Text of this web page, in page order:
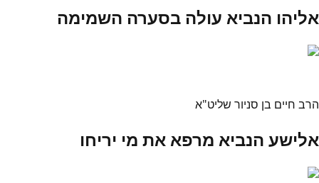
אליהו הנביא עולה בסערה השמימה
הרב חיים בן סניור שליט"א
אלישע הנביא מרפא את מי יריחו